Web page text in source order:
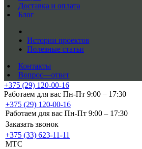
Доставка и оплата
Блог
Истории проектов
Полезные статьи
Контакты
Вопрос—ответ
+375 (29) 120-00-16
Работаем для вас Пн-Пт 9:00 – 17:30
+375 (29) 120-00-16
Работаем для вас Пн-Пт 9:00 – 17:30
Заказать звонок
+375 (33) 623-11-11
MTC